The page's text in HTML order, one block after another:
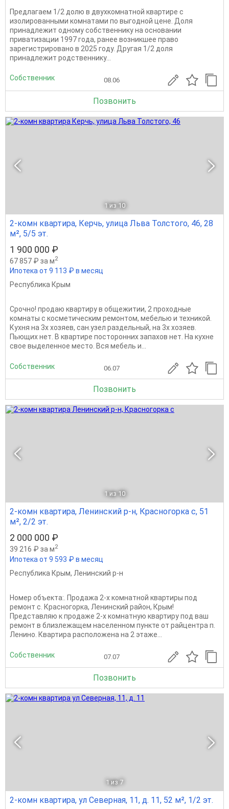
Предлагаем 1/2 долю в двухкомнатной квартире с
изолированными комнатами по выгодной цене. Доля
принадлежит одному собственнику на основании
приватизации 1997 года, ранее возникшее право
зарегистрировано в 2025 году. Другая 1/2 доля
принадлежит родственнику...
Собственник 08.06
Позвонить
1 из 10
2-комн квартира, Керчь, улица Льва Толстого, 46, 28
м², 5/5 эт.
1 900 000 ₽
67 857 ₽ за м2
Ипотека от 9 113 ₽ в месяц
Республика Крым
Срочно! продаю квартиру в общежитии, 2 проходные
комнаты с косметическим ремонтом, мебелью и техникой.
Кухня на 3х хозяев, сан.узел раздельный, на 3х хозяев.
Пьющих нет. В квартире посторонних запахов нет. На кухне
свое выделенное место. Вся мебель и...
Собственник 06.07
Позвонить
1 из 10
2-комн квартира, Ленинский р-н, Красногорка с, 51
м², 2/2 эт.
2 000 000 ₽
39 216 ₽ за м2
Ипотека от 9 593 ₽ в месяц
Республика Крым, Ленинский р-н
Номер объекта:. Продажа 2-х комнатной квартиры под
ремонт с. Красногорка, Ленинский район, Крым!
Представляю к продаже 2-х комнатную квартиру под ваш
ремонт в близлежащем населенном пункте от райцентра п.
Ленино. Квартира расположена на 2 этаже...
Собственник 07.07
Позвонить
1 из 7
2-комн квартира, ул Северная, 11, д. 11, 52 м², 1/2 эт.